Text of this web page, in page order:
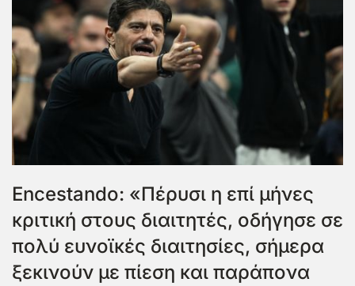
Encestando: «Πέρυσι η επί μήνες
κριτική στους διαιτητές, οδήγησε σε
πολύ ευνοϊκές διαιτησίες, σήμερα
ξεκινούν με πίεση και παράπονα